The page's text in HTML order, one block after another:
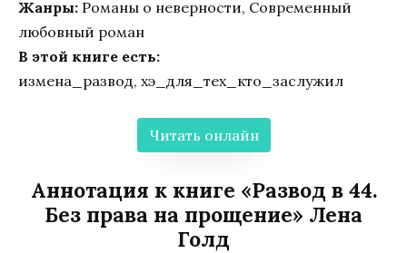
Жанры: Романы о неверности, Современный
любовный роман
В этой книге есть:
измена_развод, хэ_для_тех_кто_заслужил
Читать онлайн
Аннотация к книге «Развод в 44.
Без права на прощение» Лена
Голд